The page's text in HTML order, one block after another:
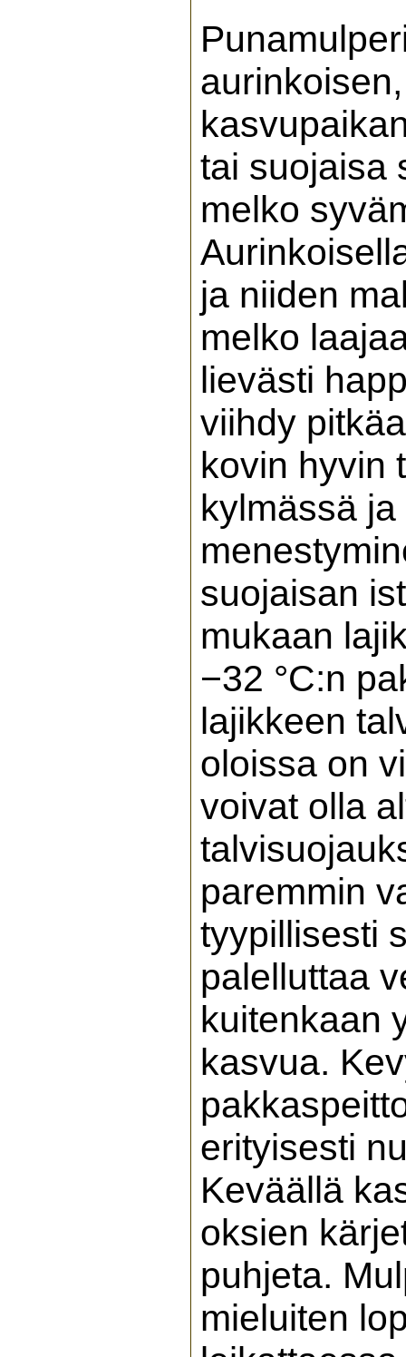
tai suojaisa
melko
ja niiden
melko
lievästi
viihdy
kovin hyvin
kylmässä
suojaisan
mukaan
−32 °C:n
lajikkeen
oloissa on
voivat olla
paremmin
tyypillisesti
palelluttaa
kuitenkaan
kasvua.
erityisesti
Keväällä
oksien
puhjeta.
mieluiten